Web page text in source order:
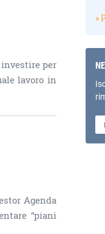
per
lavoro in
Agenda
“piani
»